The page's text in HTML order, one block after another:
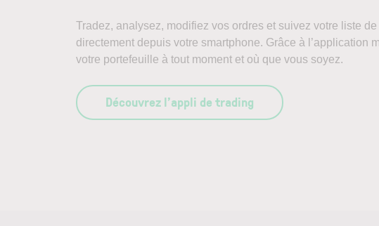
Tradez, analysez, modifiez vos ordres et suivez votre liste
directement depuis votre smartphone. Grâce à l’application
votre portefeuille à tout moment et où que vous soyez.
Découvrez l’appli de trading